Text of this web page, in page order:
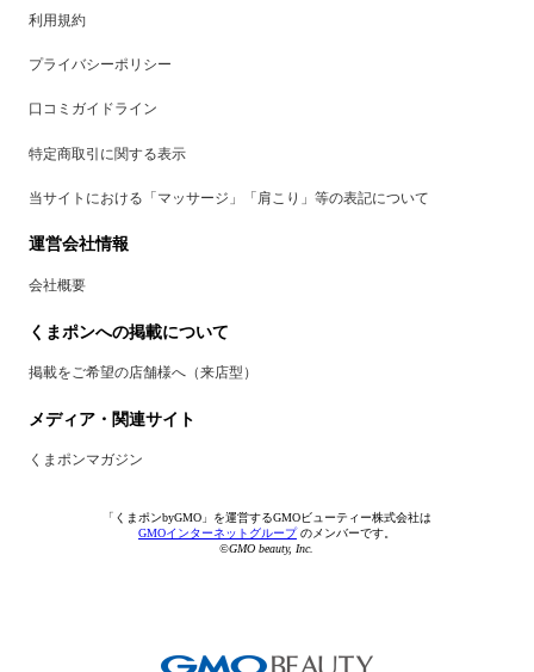
利用規約
プライバシーポリシー
口コミガイドライン
特定商取引に関する表示
当サイトにおける「マッサージ」「肩こり」等の表記について
運営会社情報
会社概要
くまポンへの掲載について
掲載をご希望の店舗様へ（来店型）
メディア・関連サイト
くまポンマガジン
「くまポンbyGMO」を運営するGMOビューティー株式会社は
GMOインターネットグループのメンバーです。
©GMO beauty, Inc.